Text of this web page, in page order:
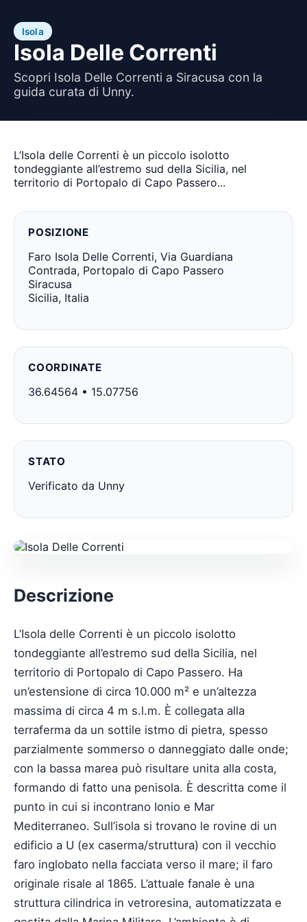
Isola
Isola Delle Correnti
Scopri Isola Delle Correnti a Siracusa con la
guida curata di Unny.
L’Isola delle Correnti è un piccolo isolotto
tondeggiante all’estremo sud della Sicilia, nel
territorio di Portopalo di Capo Passero...
POSIZIONE
Faro Isola Delle Correnti, Via Guardiana
Contrada, Portopalo di Capo Passero
Siracusa
Sicilia, Italia
COORDINATE
36.64564 • 15.07756
STATO
Verificato da Unny
Descrizione
L’Isola delle Correnti è un piccolo isolotto
tondeggiante all’estremo sud della Sicilia, nel
territorio di Portopalo di Capo Passero. Ha
un’estensione di circa 10.000 m² e un’altezza
massima di circa 4 m s.l.m. È collegata alla
terraferma da un sottile istmo di pietra, spesso
parzialmente sommerso o danneggiato dalle onde;
con la bassa marea può risultare unita alla costa,
formando di fatto una penisola. È descritta come il
punto in cui si incontrano Ionio e Mar
Mediterraneo. Sull’isola si trovano le rovine di un
edificio a U (ex caserma/struttura) con il vecchio
faro inglobato nella facciata verso il mare; il faro
originale risale al 1865. L’attuale fanale è una
struttura cilindrica in vetroresina, automatizzata e